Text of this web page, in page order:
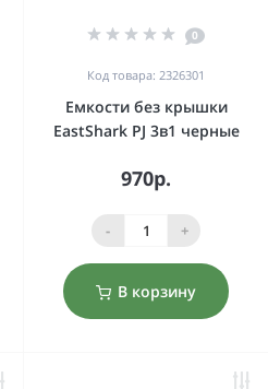
0
Код товара: 2326301
Емкости без крышки
EastShark PJ 3в1 черные
970р.
- +
В корзину